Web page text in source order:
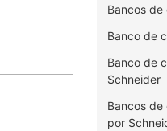
Bancos
Banco de
Banco de
Schneider
Bancos
por